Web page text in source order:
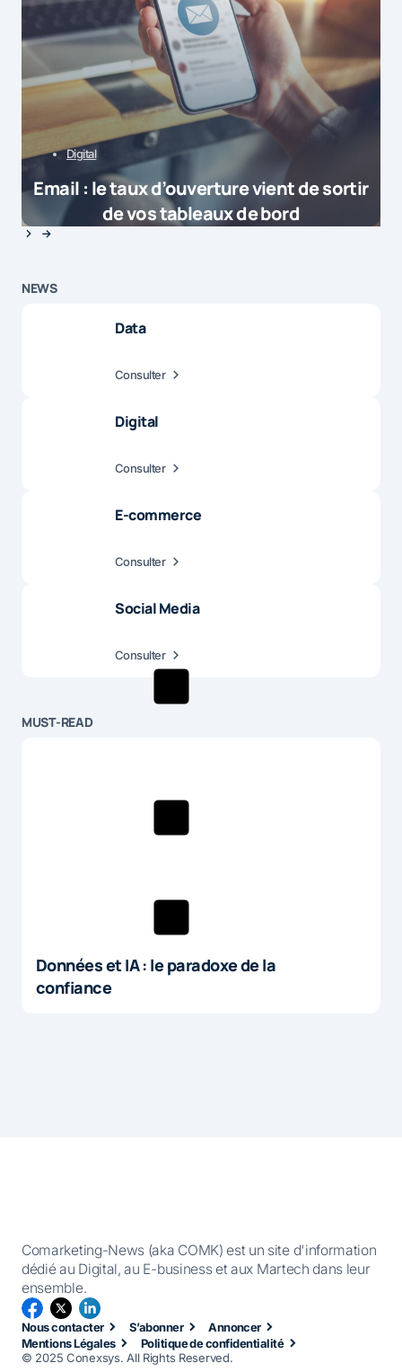
Digital
Email : le taux d’ouverture vient de sortir
de vos tableaux de bord
NEWS
Data
Consulter
Digital
Consulter
E-commerce
Consulter
Social Media
Consulter
MUST-READ
Données et IA : le paradoxe de la
confiance
Comarketing-News (aka COMK) est un site d'information
dédié au Digital, au E-business et aux Martech dans leur
ensemble.
Nous contacter S’abonner
Annoncer
Mentions Légales
Politique de confidentialité
© 2025 Conexsys. All Rights Reserved.